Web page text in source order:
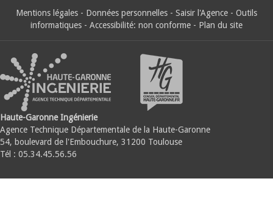
Mentions légales - Données personnelles - Saisir l'Agence - Outils
informatiques - Accessibilité: non conforme - Plan du site
Haute-Garonne Ingénierie
Agence Technique Départementale de la Haute-Garonne
54, boulevard de l'Embouchure, 31200 Toulouse
Tél : 05.34.45.56.56